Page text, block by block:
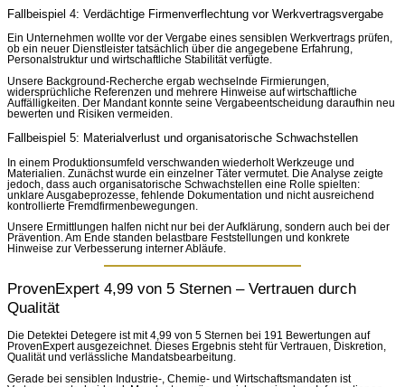
Fallbeispiel 4: Verdächtige Firmenverflechtung vor Werkvertragsvergabe
Ein Unternehmen wollte vor der Vergabe eines sensiblen Werkvertrags prüfen,
ob ein neuer Dienstleister tatsächlich über die angegebene Erfahrung,
Personalstruktur und wirtschaftliche Stabilität verfügte.
Unsere Background-Recherche ergab wechselnde Firmierungen,
widersprüchliche Referenzen und mehrere Hinweise auf wirtschaftliche
Auffälligkeiten. Der Mandant konnte seine Vergabeentscheidung daraufhin neu
bewerten und Risiken vermeiden.
Fallbeispiel 5: Materialverlust und organisatorische Schwachstellen
In einem Produktionsumfeld verschwanden wiederholt Werkzeuge und
Materialien. Zunächst wurde ein einzelner Täter vermutet. Die Analyse zeigte
jedoch, dass auch organisatorische Schwachstellen eine Rolle spielten:
unklare Ausgabeprozesse, fehlende Dokumentation und nicht ausreichend
kontrollierte Fremdfirmenbewegungen.
Unsere Ermittlungen halfen nicht nur bei der Aufklärung, sondern auch bei der
Prävention. Am Ende standen belastbare Feststellungen und konkrete
Hinweise zur Verbesserung interner Abläufe.
ProvenExpert 4,99 von 5 Sternen – Vertrauen durch
Qualität
Die Detektei Detegere ist mit 4,99 von 5 Sternen bei 191 Bewertungen auf
ProvenExpert ausgezeichnet. Dieses Ergebnis steht für Vertrauen, Diskretion,
Qualität und verlässliche Mandatsbearbeitung.
Gerade bei sensiblen Industrie-, Chemie- und Wirtschaftsmandaten ist